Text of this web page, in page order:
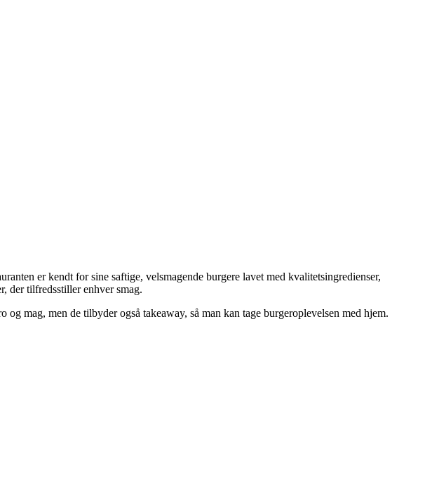
er kendt for sine saftige, velsmagende burgere lavet med kvalitetsingredienser,
der tilfredsstiller enhver smag.
mag, men de tilbyder også takeaway, så man kan tage burgeroplevelsen med hjem.